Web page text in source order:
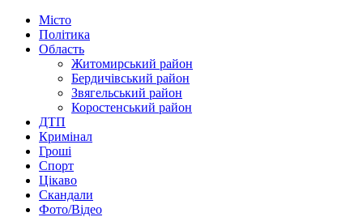
Місто
Політика
Область
Житомирський район
Бердичівський район
Звягельський район
Коростенський район
ДТП
Кримінал
Гроші
Спорт
Цікаво
Скандали
Фото/Відео